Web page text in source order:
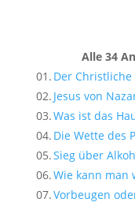
Alle 34
01. Der
02. Jesus von
03.Was ist das
04. Die Wette des
05.Sieg über
06.Wie kann man
07.Vorbeugen